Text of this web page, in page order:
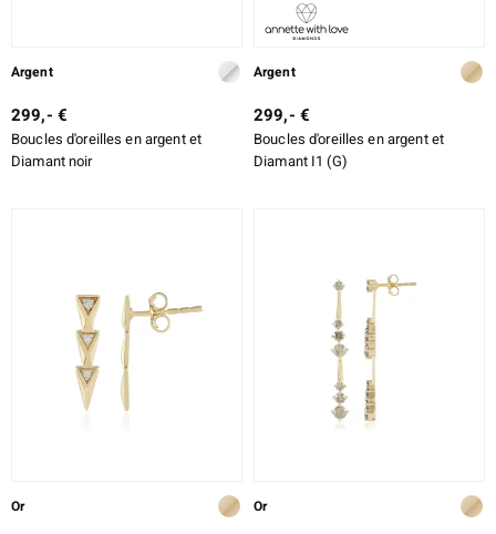
Argent
299,- €
Boucles d'oreilles en argent et
Diamant noir
Argent
299,- €
Boucles d'oreilles en argent et
Diamant I1 (G)
Or Or